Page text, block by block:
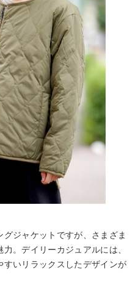
ジャケットですが、さまざま
。デイリーカジュアルには、
いリラックスしたデザインが